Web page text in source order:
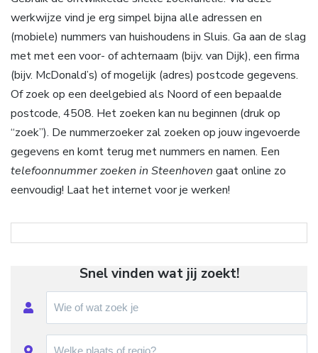
werkwijze vind je erg simpel bijna alle adressen en
(mobiele) nummers van huishoudens in Sluis. Ga aan de slag
met met een voor- of achternaam (bijv. van Dijk), een firma
(bijv. McDonald’s) of mogelijk (adres) postcode gegevens.
Of zoek op een deelgebied als Noord of een bepaalde
postcode, 4508. Het zoeken kan nu beginnen (druk op
“zoek”). De nummerzoeker zal zoeken op jouw ingevoerde
gegevens en komt terug met nummers en namen. Een
telefoonnummer zoeken in Steenhoven gaat online zo
eenvoudig! Laat het internet voor je werken!
Snel vinden wat jij zoekt!